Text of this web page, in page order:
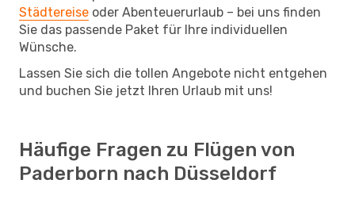
Städtereise oder Abenteuerurlaub – bei uns finden
Sie das passende Paket für Ihre individuellen
Wünsche.
Lassen Sie sich die tollen Angebote nicht entgehen
und buchen Sie jetzt Ihren Urlaub mit uns!
Häufige Fragen zu Flügen von
Paderborn nach Düsseldorf